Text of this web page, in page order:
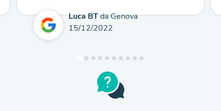
Luca BTda Genova
15/12/2022